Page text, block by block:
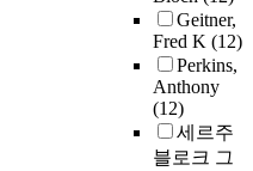
Geitner,
Fred K (12)
Perkins,
Anthony
(12)
세르주
블로크 그